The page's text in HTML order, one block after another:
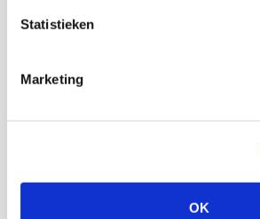
Statistieken
Marketing
OK
AUG
11